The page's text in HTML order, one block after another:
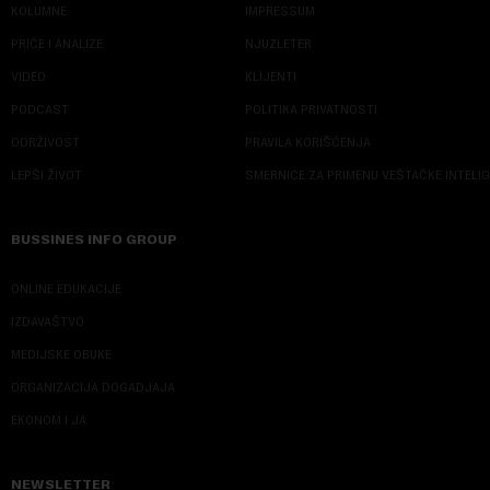
KOLUMNE
PRIČE I ANALIZE
VIDEO
PODCAST
ODRŽIVOST
LEPŠI ŽIVOT
IMPRESSUM
NJUZLETER
KLIJENTI
POLITIKA PRIVATNOSTI
PRAVILA KORIŠĆENJA
SMERNICE ZA PRIMENU VEŠTAČKE
BUSSINES INFO GROUP
ONLINE EDUKACIJE
IZDAVAŠTVO
MEDIJSKE OBUKE
ORGANIZACIJA DOGADJAJA
EKONOM I JA
NEWSLETTER